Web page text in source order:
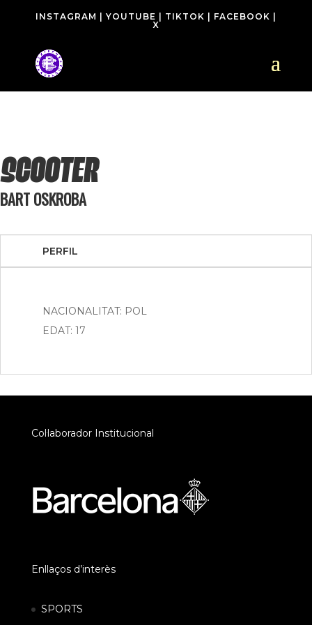
INSTAGRAM YOUTUBE TIKTOK FACEBOOK
X
SCOOTER
BART OSKROBA
PERFIL
NACIONALITAT: POL
EDAT: 17
Col·laborador Institucional
Enllaços d’interès
SPORTS